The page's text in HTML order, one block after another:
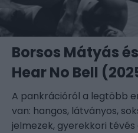
Borsos Mátyás
Hear No Bell
A pankrációról a legtöbb
van: hangos, látványos,
jelmezek, gyerekkori